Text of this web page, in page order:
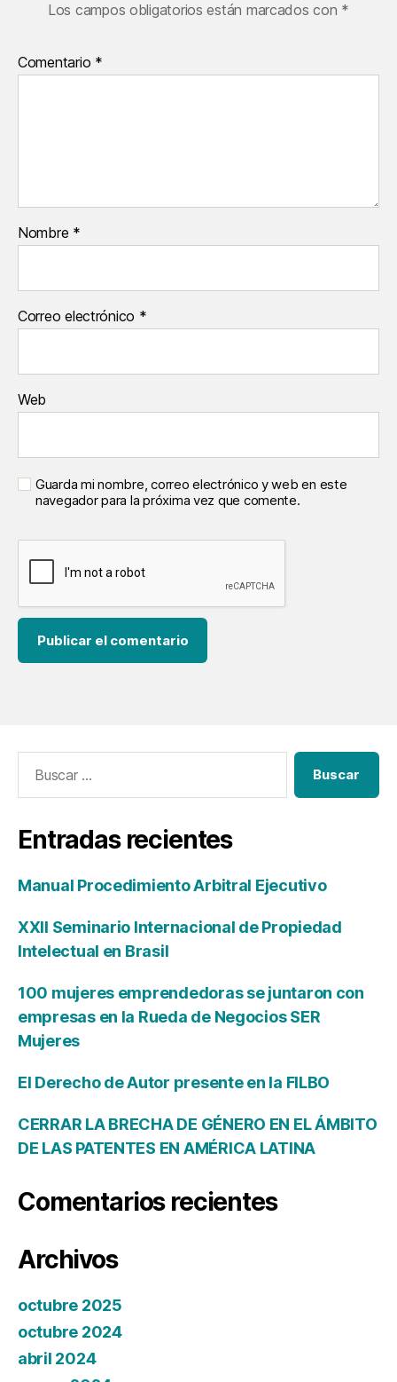
Los campos obligatorios están marcados con *
Comentario *
Nombre *
Correo electrónico *
Web
Guarda mi nombre, correo electrónico y web en este
navegador para la próxima vez que comente.
Entradas recientes
Manual Procedimiento Arbitral Ejecutivo
XXII Seminario Internacional de Propiedad
Intelectual en Brasil
100 mujeres emprendedoras se juntaron con
empresas en la Rueda de Negocios SER
Mujeres
El Derecho de Autor presente en la FILBO
CERRAR LA BRECHA DE GÉNERO EN EL ÁMBITO
DE LAS PATENTES EN AMÉRICA LATINA
Comentarios recientes
Archivos
octubre 2025
octubre 2024
abril 2024